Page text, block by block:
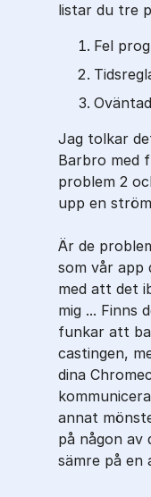
listar du tre
Fel
Jag tolkar
Barbro med
problem 2
upp en
Är de
som vår app
med att det
mig ... Finns
funkar att
castingen,
dina
annat
på någon av
sämre på en